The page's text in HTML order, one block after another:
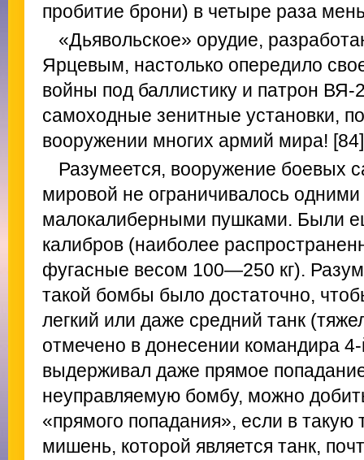
пробитие брони) в четыре раза
«Дьявольское» орудие,
Ярцевым, настолько опередило
войны под баллистику и патрон
самоходные зенитные установки,
вооружении многих армий мира! [84]
Разумеется, вооружение боевых
мировой не ограничивалось одними
малокалиберными пушками. Были
калибров (наиболее
фугасные весом 100—250 кг).
такой бомбы было достаточно,
легкий или даже средний танк
отмечено в донесении командира
выдерживал даже прямое
неуправляемую бомбу, можно
«прямого попадания», если в
мишень, которой является танк,